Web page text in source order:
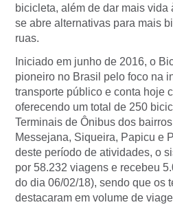
bicicleta, além de dar mais vida
se abre alternativas para mais
ruas.
Iniciado em junho de 2016, o
pioneiro no Brasil pelo foco na
transporte público e conta hoje
oferecendo um total de 250
Terminais de Ônibus dos
Messejana, Siqueira, Papicu e
deste período de atividades, o
por 58.232 viagens e recebeu
do dia 06/02/18), sendo que os
destacaram em volume de